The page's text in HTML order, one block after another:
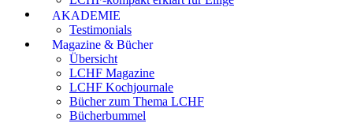
AKADEMIE
Testimonials
Magazine & Bücher
Übersicht
LCHF Magazine
LCHF Kochjournale
Bücher zum Thema LCHF
Bücherbummel